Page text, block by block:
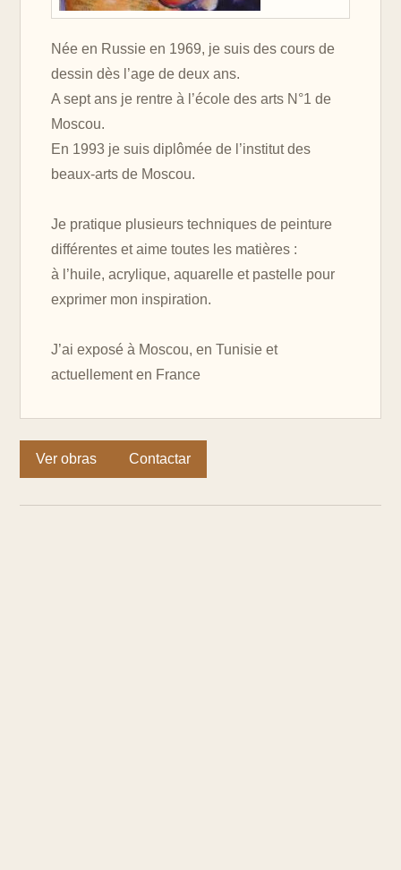
Née en Russie en 1969, je suis des cours de
dessin dès l’age de deux ans.
A sept ans je rentre à l’école des arts N°1 de
Moscou.
En 1993 je suis diplômée de l’institut des
beaux-arts de Moscou.
Je pratique plusieurs techniques de peinture
différentes et aime toutes les matières :
à l’huile, acrylique, aquarelle et pastelle pour
exprimer mon inspiration.
J’ai exposé à Moscou, en Tunisie et
actuellement en France
Ver obras Contactar